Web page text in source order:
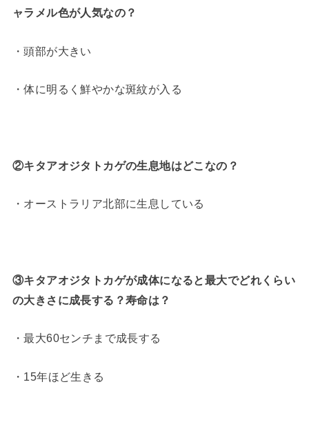
ャラメル色が人気なの？
・頭部が大きい
・体に明るく鮮やかな斑紋が入る
②キタアオジタトカゲの生息地はどこなの？
・オーストラリア北部に生息している
③キタアオジタトカゲが成体になると最大でどれくらい
の大きさに成長する？寿命は？
・最大60センチまで成長する
・15年ほど生きる